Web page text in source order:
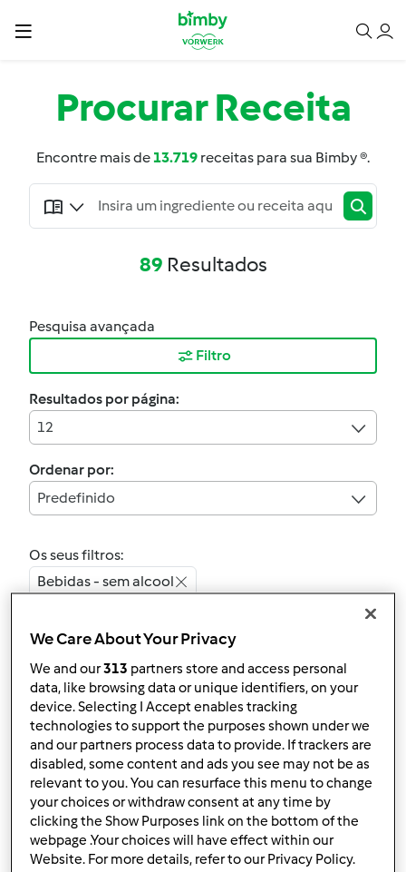
ProcurarReceita
Encontre mais de13.719 receitas para sua Bimby ®.
89 Resultados
Pesquisa avançada
Filtro
Resultados por página:
12
Ordenar por:
Predefinido
Os seus filtros:
Bebidas - sem alcool
Batido de Morango e
Oreo
porGast
0 0
We Care About Your Privacy
We and our313 partners store and access personal
data, like browsing data or unique identifiers, on your
device. Selecting I Accept enables tracking
technologies to support the purposes shown under we
and our partners process data to provide. If trackers are
disabled, some content and ads you see may not be as
relevant to you. You can resurface this menu to change
your choices or withdraw consent at any time by
clicking the Show Purposes link on the bottom of the
webpage .Your choices will have effect within our
Website. For more details, refer to our Privacy Policy.